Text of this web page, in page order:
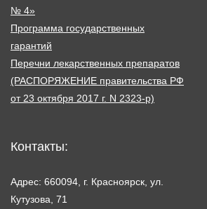
№ 4»
Программа государственных
гарантий
Перечни лекарственных препаратов
(РАСПОРЯЖЕНИЕ правительства РФ
от 23 октября 2017 г. N 2323-р)
Контакты:
Адрес: 660094, г. Красноярск, ул.
Кутузова, 71